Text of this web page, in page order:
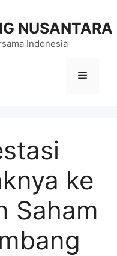
NUSANTARA
Indonesia
Menu
ke
Saham